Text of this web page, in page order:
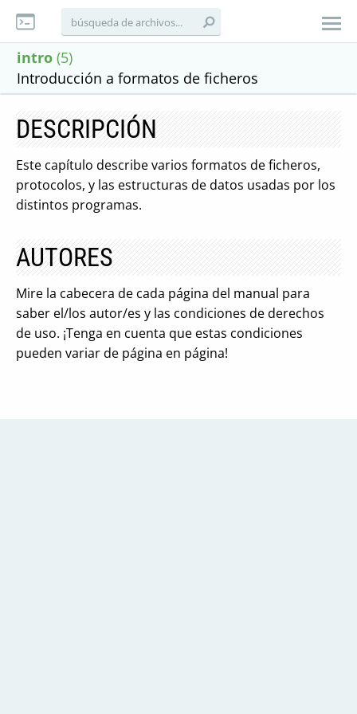
intro (5)
Introducción a formatos de ficheros
DESCRIPCIÓN
Este capítulo describe varios formatos de ficheros,
protocolos, y las estructuras de datos usadas por los
distintos programas.
AUTORES
Mire la cabecera de cada página del manual para
saber el/los autor/es y las condiciones de derechos
de uso. ¡Tenga en cuenta que estas condiciones
pueden variar de página en página!